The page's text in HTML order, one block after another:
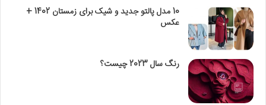
10 مدل پالتو جدید و شیک برای زمستان 1402 +
عکس
رنگ سال 2023 چیست؟